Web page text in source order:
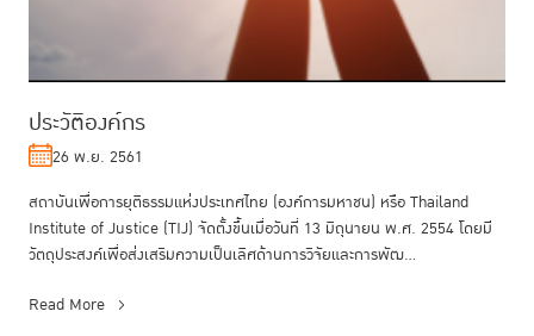
ประวัติองค์กร
26 พ.ย. 2561
สถาบันเพื่อการยุติธรรมแห่งประเทศไทย (องค์การมหาชน) หรือ Thailand
Institute of Justice (TIJ) จัดตั้งขึ้นเมื่อวันที่ 13 มิถุนายน พ.ศ. 2554 โดยมี
วัตถุประสงค์เพื่อส่งเสริมความเป็นเลิศด้านการวิจัยและการพัฒ...
Read More